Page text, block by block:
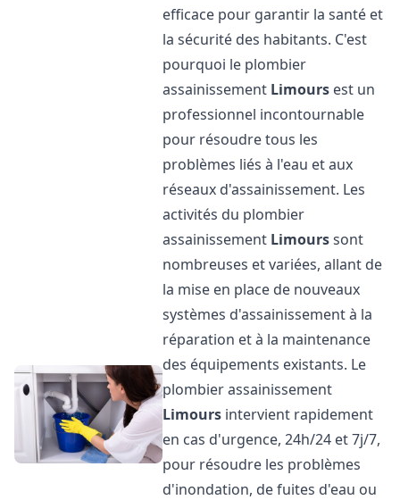
efficace pour garantir la santé et
la sécurité des habitants. C'est
pourquoi le plombier
assainissement Limours est un
professionnel incontournable
pour résoudre tous les
problèmes liés à l'eau et aux
réseaux d'assainissement. Les
activités du plombier
assainissement Limourssont
nombreuses et variées, allant de
la mise en place de nouveaux
systèmes d'assainissement à la
réparation et à la maintenance
des équipements existants. Le
plombier assainissement
Limours intervient rapidement
en cas d'urgence, 24h/24 et 7j/7,
pour résoudre les problèmes
d'inondation, de fuites d'eau ou